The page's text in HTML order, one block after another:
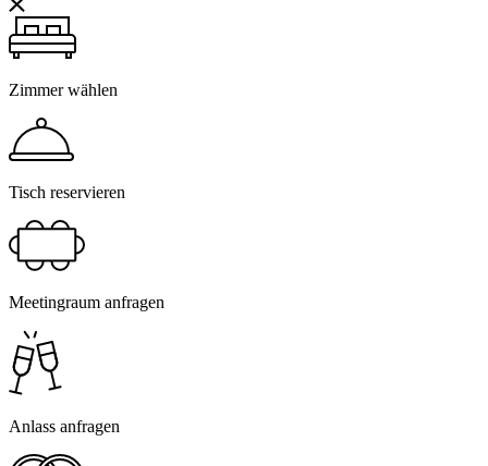
Zimmer wählen
Tisch reservieren
Meetingraum anfragen
Anlass anfragen